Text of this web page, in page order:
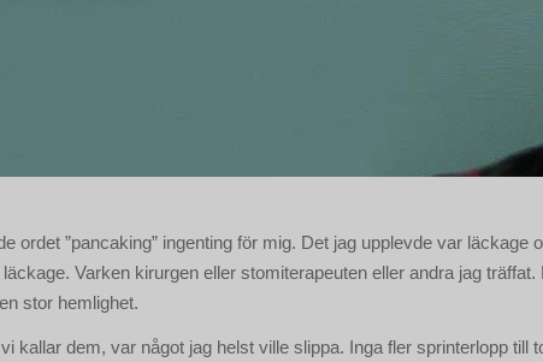
ordet ”pancaking” ingenting för mig. Det jag upplevde var läckage
Varken kirurgen eller stomiterapeuten eller andra jag träffat.
stor hemlighet.
kallar dem, var något jag helst ville slippa. Inga fler sprinterlopp till